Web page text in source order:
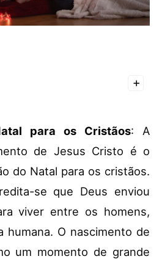
+
para os Cristãos: A
de Jesus Cristo é o
do Natal para os cristãos.
se que Deus enviou
viver entre os homens,
humana. O nascimento de
um momento de grande